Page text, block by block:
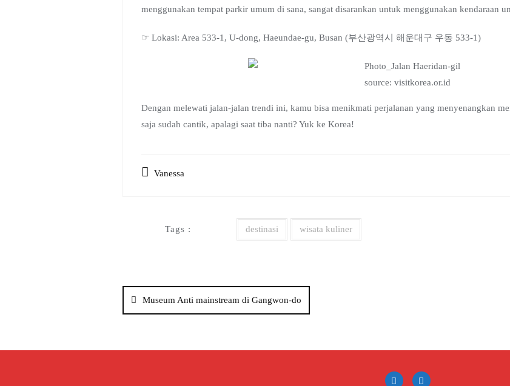
menggunakan tempat parkir umum di sana, sangat disarankan untuk menggunakan kendaraan
☞ Lokasi: Area 533-1, U-dong, Haeundae-gu, Busan (부산광역시 해운대구 우동 533-1)
source: visitkorea.or.id
Dengan melewati jalan-jalan trendi ini, kamu bisa menikmati perjalanan yang menyenangkan
saja sudah cantik, apalagi saat tiba nanti? Yuk ke Korea!
Vanessa
Tags : destinasi wisata kuliner
Post
navigation
Museum Anti mainstream di Gangwon-do